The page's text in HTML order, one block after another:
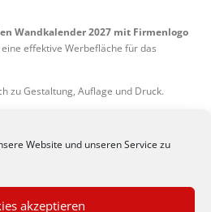
Website und unseren Service zu
akzeptieren
Wandkalender 2027 mit Firmenlogo
effektive Werbefläche für das
zu Gestaltung, Auflage und Druck.